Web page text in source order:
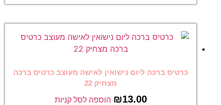
כרטיס ברכה ליום נישואין לאישה מעוצב כרטיס ברכה
מצחיק 22
₪13.00 הוספה לסל קניות